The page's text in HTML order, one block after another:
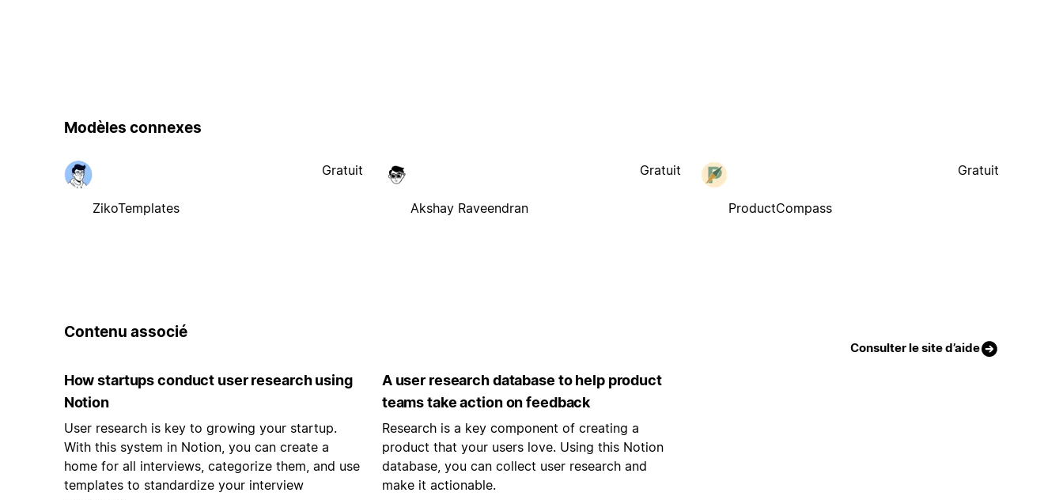
Modèles connexes
ZikoTemplates
Gratuit
Akshay Raveendran
Gratuit
ProductCompass
Gratuit
Contenu associé
Consulter le site d’aide
How startups conduct user research using
Notion
User research is key to growing your startup.
With this system in Notion, you can create a
home for all interviews, categorize them, and use
templates to standardize your interview
A user research database to help product
teams take action on feedback
Research is a key component of creating a
product that your users love. Using this Notion
database, you can collect user research and
make it actionable.